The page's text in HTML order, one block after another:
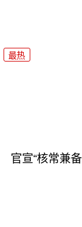
最热
官宣“核常兼